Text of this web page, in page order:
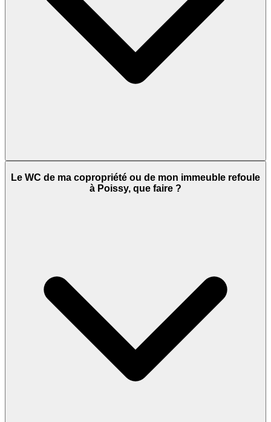
Le WC de ma copropriété ou de mon immeuble refoule
à Poissy, que faire ?